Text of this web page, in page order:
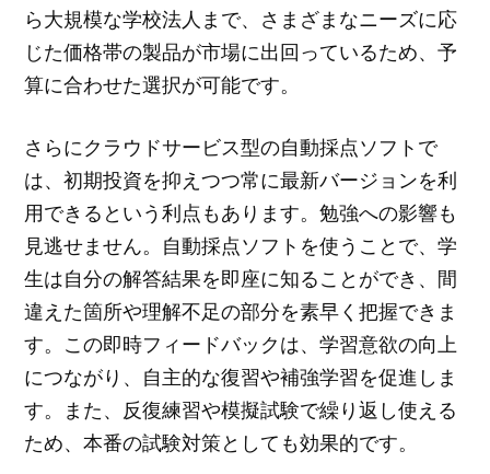
ら大規模な学校法人まで、さまざまなニーズに応
じた価格帯の製品が市場に出回っているため、予
算に合わせた選択が可能です。
さらにクラウドサービス型の自動採点ソフトで
は、初期投資を抑えつつ常に最新バージョンを利
用できるという利点もあります。勉強への影響も
見逃せません。自動採点ソフトを使うことで、学
生は自分の解答結果を即座に知ることができ、間
違えた箇所や理解不足の部分を素早く把握できま
す。この即時フィードバックは、学習意欲の向上
につながり、自主的な復習や補強学習を促進しま
す。また、反復練習や模擬試験で繰り返し使える
ため、本番の試験対策としても効果的です。